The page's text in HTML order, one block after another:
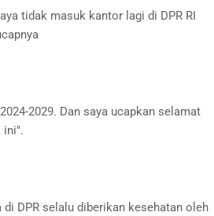
tidak masuk kantor lagi di DPR RI
2029. Dan saya ucapkan selamat
ini".
DPR selalu diberikan kesehatan oleh